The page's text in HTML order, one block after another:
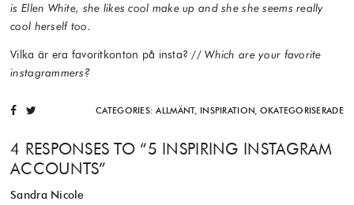
is Ellen White, she likes cool make up and she she seems really
cool herself too.
Vilka är era favoritkonton på insta? //Which are your favorite
instagrammers?
CATEGORIES:ALLMÄNT, INSPIRATION, OKATEGORISERADE
4 RESPONSES TO “5 INSPIRING INSTAGRAM
ACCOUNTS”
Sandra Nicole